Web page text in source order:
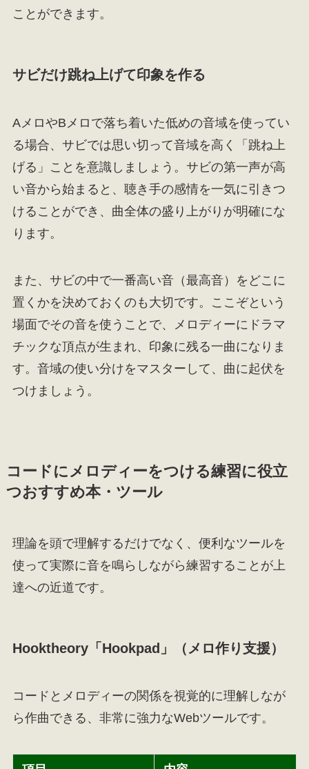
ことができます。
サビだけ跳ね上げて印象を作る
AメロやBメロで落ち着いた低めの音域を使ってい
る場合、サビでは思い切って音域を高く「跳ね上
げる」ことを意識しましょう。サビの第一声が高
い音から始まると、聴き手の感情を一気に引きつ
けることができ、曲全体の盛り上がりが明確にな
ります。
また、サビの中で一番高い音（最高音）をどこに
置くかを決めておくのも大切です。ここぞという
場面でその音を使うことで、メロディーにドラマ
チックな頂点が生まれ、印象に残る一曲になりま
す。音域の使い分けをマスターして、曲に起伏を
つけましょう。
コードにメロディーをつける練習に役立
つおすすめ本・ツール
理論を頭で理解するだけでなく、便利なツールを
使って実際に音を鳴らしながら練習することが上
達への近道です。
Hooktheory「Hookpad」（メロ作り支援）
コードとメロディーの関係を視覚的に理解しなが
ら作曲できる、非常に強力なWebツールです。